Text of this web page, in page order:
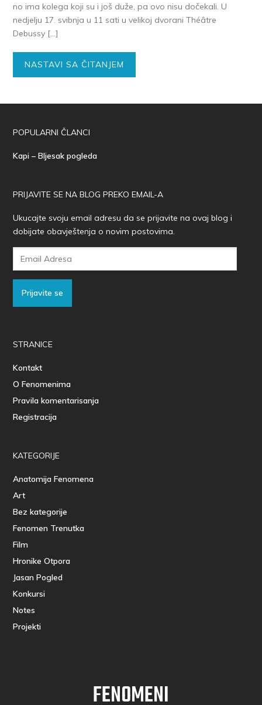
no ima kolega koji su i još duže, pa ovo nisu dočekali. U
nedjelju 17. svibnja u 11 sati u velikoj dvorani Théâtre
Debussy […]
NASTAVI SA ČITANJEM
POPULARNI ČLANCI
Kapi – Bljesak pogleda
PRIJAVITE SE NA BLOG PREKO EMAIL-A
Ukucajte svoju email adresu da se prijavite na ovaj blog i
dobijate obavještenja o novim postovima.
Prijavite se
STRANICE
Kontakt
O Fenomenima
Pravila komentarisanja
Registracija
KATEGORIJE
Anatomija Fenomena
Art
Bez kategorije
Fenomen Trenutka
Film
Hronike Otpora
Jasan Pogled
Konkursi
Notes
Projekti
FENOMENI